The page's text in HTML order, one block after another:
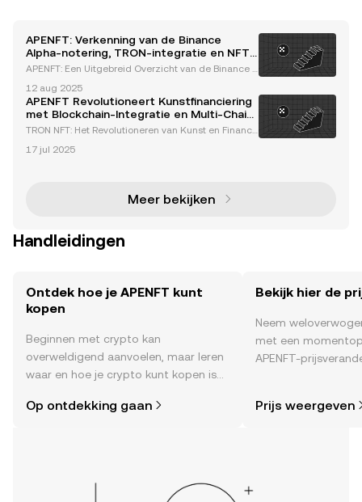
APENFT: Verkenning van de Binance
Alpha-notering, TRON-integratie en NFT-
innovaties
APENFT: Een Uitgebreid Overzicht van de Binance A
zelf gevestigd als een toonaangevende kracht in h
et NFT-ecosysteem door gebruik te maken van bloc
kchai
12 aug 2025
APENFT Revolutioneert Kunstfinanciering
met Blockchain-Integratie en Multi-Chain
Strategie
TRON NFT: Het Revolutioneren van Kunst en Financi
NFT en TRON NFT APENFT transformeert de cryptoc
17 jul 2025
Meer bekijken
Handleidingen
Ontdek hoe je APENFT kunt
kopen
Beginnen met crypto kan
overweldigend aanvoelen, maar leren
waar en hoe je crypto kunt kopen is
reis op de mobiele app van OKX of
Op ontdekking gaan
Bekijk hier de
Neem
met een
APENFT-
Prijs weergeven